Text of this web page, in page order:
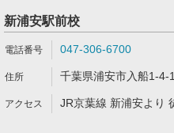
新浦安駅前校
047-306-6700
千葉県浦安市入船1-4-
JR京葉線 新浦安より